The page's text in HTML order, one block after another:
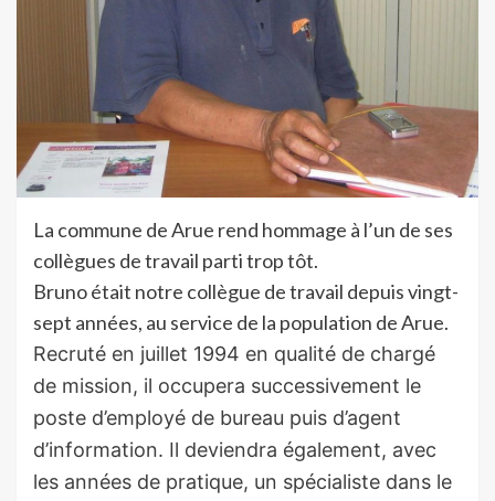
La commune de Arue rend hommage à l’un de ses
collègues de travail parti trop tôt.
Bruno était notre collègue de travail depuis vingt-
sept années, au service de la population de Arue.
Recruté en juillet 1994 en qualité de chargé
de mission, il occupera successivement le
poste d’employé de bureau puis d’agent
d’information. Il deviendra également, avec
les années de pratique, un spécialiste dans le